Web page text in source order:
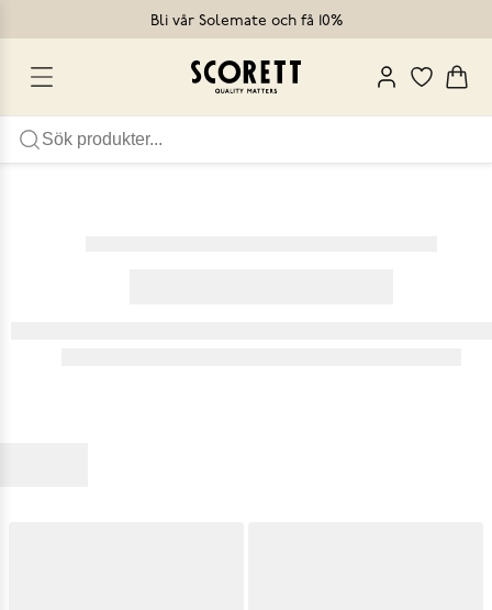
Bli vår Solemate och få 10%